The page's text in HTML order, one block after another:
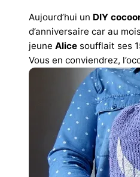
Aujourd’hui un DIY
d’anniversaire car au
jeune Alice soufflait ses
Vous en conviendrez,